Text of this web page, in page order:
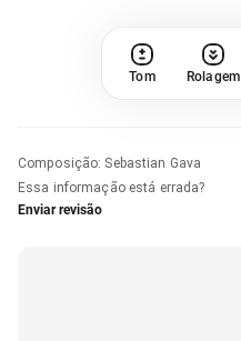
Tom Rolagem
Composição: Sebastian Gava
Essa informação está errada?
Enviar revisão